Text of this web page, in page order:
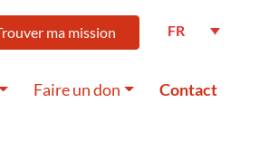
ma mission FR
Faire un don Contact